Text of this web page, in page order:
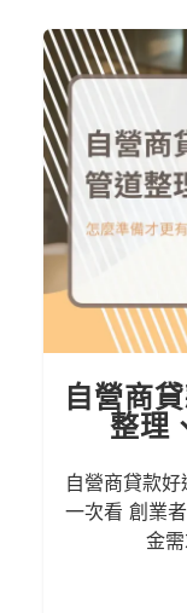
自營商
整理
自營商貸款
一次看 創業
金